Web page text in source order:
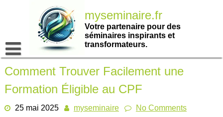
myseminaire.fr
Votre partenaire pour des
séminaires inspirants et
transformateurs.
Comment Trouver Facilement une
Formation Éligible au CPF
25 mai 2025 myseminaire No Comments